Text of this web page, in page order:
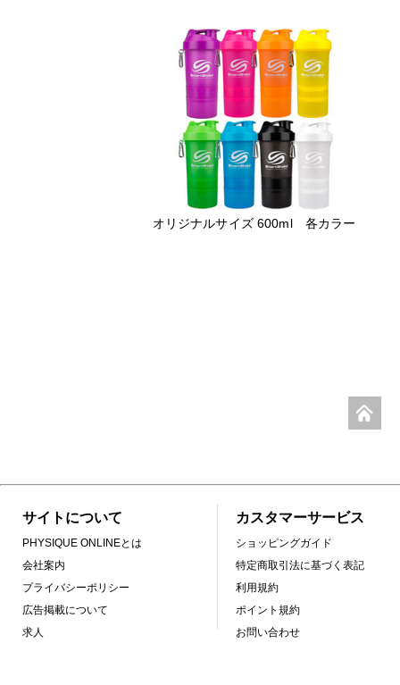
オリジナルサイズ 600ml 各カラー
サイトについて
PHYSIQUE ONLINEとは
会社案内
プライバシーポリシー
広告掲載について
求人
カスタマーサービス
ショッピングガイド
特定商取引法に基づく表記
利用規約
ポイント規約
お問い合わせ